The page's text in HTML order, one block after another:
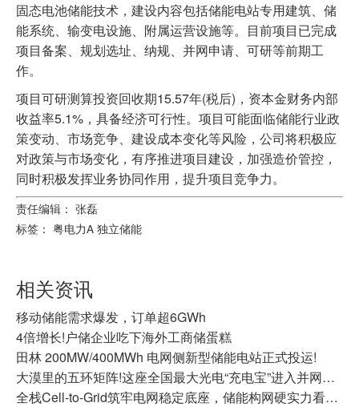
固态电池储能技术，建设内容包括储能电站专用建筑、储
能系统、输变电设施、附属运营设施等。目前项目已完成
项目备案、规划选址、纳规、并网申请、可研等前期工
作。
项目可研测算投资回收期15.57年(税后)，资本金财务内部
收益率5.1%，具备经济可行性。项目可能面临储能行业政
策变动、市场竞争、建设成本变化等风险，公司将积极应
对政策与市场变化，有序推进项目建设，加强造价管控，
同时积极发挥业务协同作用，提升项目竞争力。
责任编辑： 张磊
标签： 粤电力A 独立储能
相关资讯
移动储能需求爆发，订单超6GWh
4倍增长!户储企业吃下海外工商储蛋糕
田林 200MW/400MWh 电网侧新型储能电站正式投运!
大漠里的五环矩阵!这座全国最大光电“充电宝”进入并网商运冲刺
全栈Cell-to-Grid筑牢电网稳定底座，储能构网硬实力看天合储能